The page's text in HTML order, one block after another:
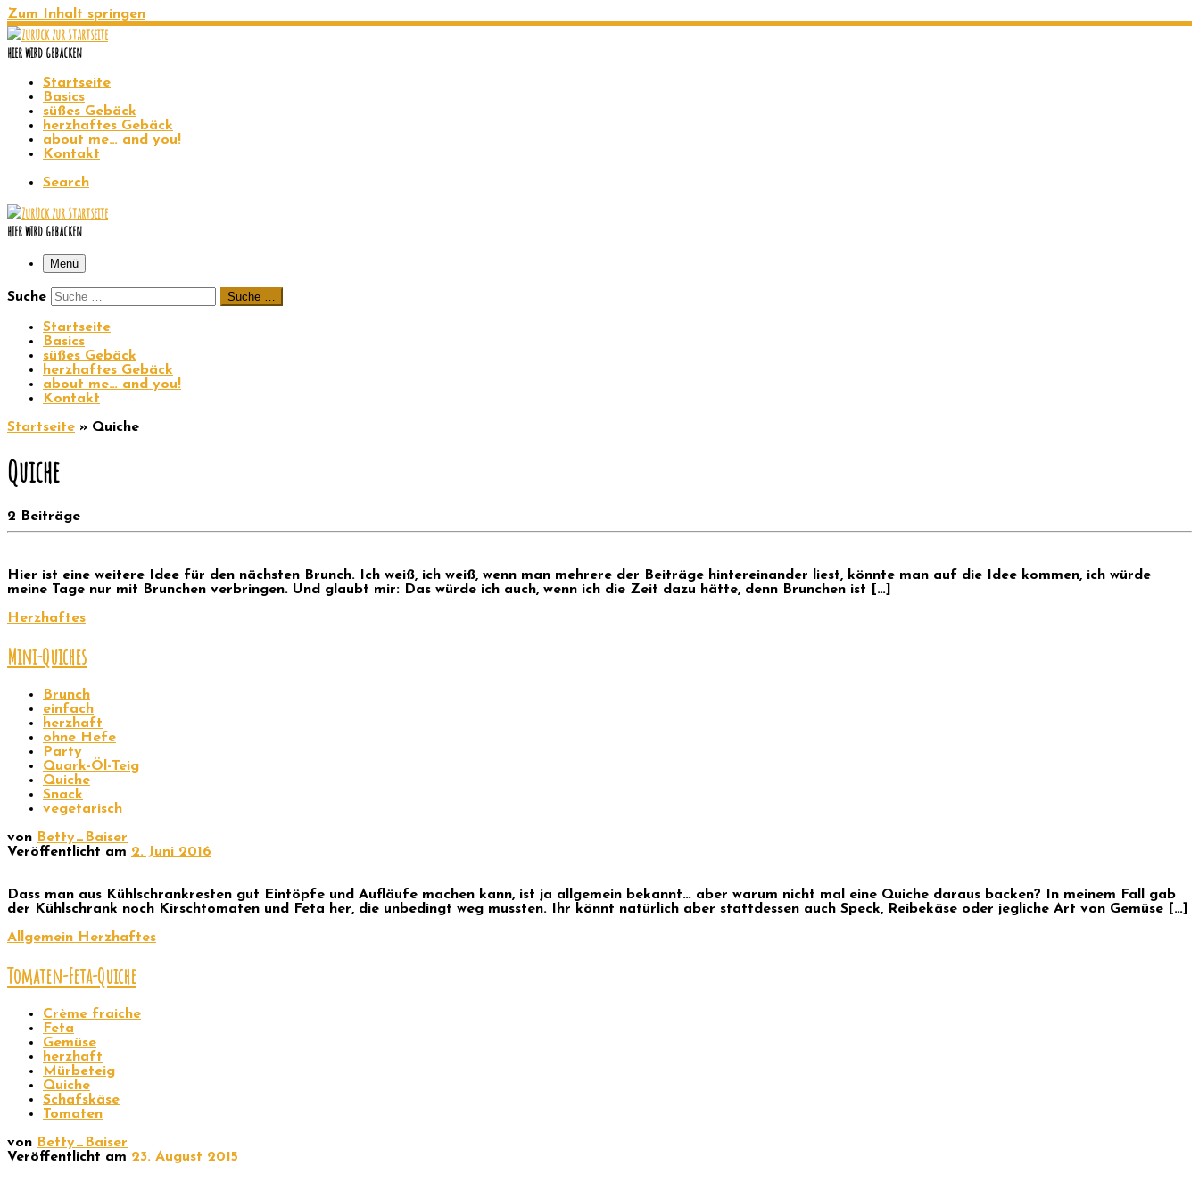
Zum Inhalt springen
hier wird gebacken
Startseite
Basics
süßes Gebäck
herzhaftes Gebäck
about me… and you!
Kontakt
Search
hier wird gebacken
Menü
Suche Suche …
Startseite
Basics
süßes Gebäck
herzhaftes Gebäck
about me… and you!
Kontakt
Startseite » Quiche
Quiche
2 Beiträge
Hier ist eine weitere Idee für den nächsten Brunch. Ich weiß, ich weiß, wenn man mehrere der Beiträge hintereinander liest, könnte man auf die Idee kommen, ich würde
meine Tage nur mit Brunchen verbringen. Und glaubt mir: Das würde ich auch, wenn ich die Zeit dazu hätte, denn Brunchen ist […]
Herzhaftes
Mini-Quiches
Brunch
einfach
herzhaft
ohne Hefe
Party
Quark-Öl-Teig
Quiche
Snack
vegetarisch
von Betty_Baiser
Veröffentlicht am 2. Juni 2016
Dass man aus Kühlschrankresten gut Eintöpfe und Aufläufe machen kann, ist ja allgemein bekannt… aber warum nicht mal eine Quiche daraus backen? In meinem Fall gab
der Kühlschrank noch Kirschtomaten und Feta her, die unbedingt weg mussten. Ihr könnt natürlich aber stattdessen auch Speck, Reibekäse oder jegliche Art von Gemüse […]
Allgemein Herzhaftes
Tomaten-Feta-Quiche
Crème fraiche
Feta
Gemüse
herzhaft
Mürbeteig
Quiche
Schafskäse
Tomaten
von Betty_Baiser
Veröffentlicht am 23. August 2015